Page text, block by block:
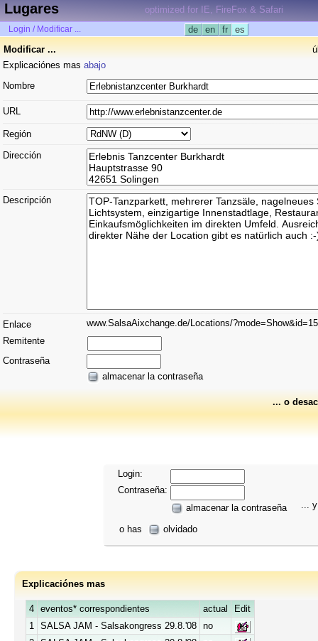
Lugares optimized for IE, FireFox & Safari
Login / Modificar ... de en fr
es
Modificar ...
Explicaciónes mas abajo
Nombre
URL
Región
Dirección
Descripción
Enlace
www.SalsaAixchange.de/Locations/
Remitente
Contraseña
almacenar la contraseña
... o
Login:
Contraseña:
almacenar la contraseña
o has
olvidado
...
Explicaciónes mas
4 eventos* correspondientes actual
Edit
1 SALSA JAM - Salsakongress 29.8.'08 no